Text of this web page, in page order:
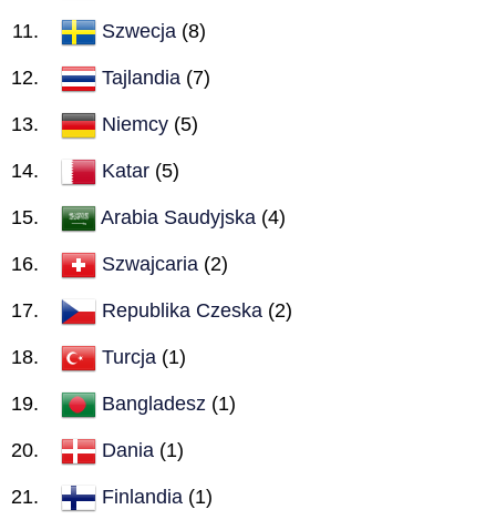
Szwecja (8)
Tajlandia (7)
Niemcy (5)
Katar (5)
Arabia Saudyjska (4)
Szwajcaria (2)
Republika Czeska (2)
Turcja (1)
Bangladesz (1)
Dania (1)
Finlandia (1)